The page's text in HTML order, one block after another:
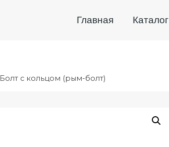
Главная Каталог
Болт с кольцом (рым-болт)